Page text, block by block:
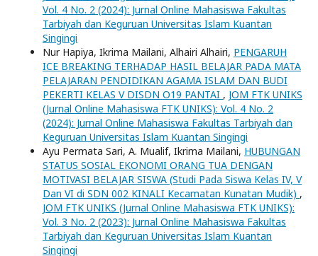
Vol. 4 No. 2 (2024): Jurnal Online Mahasiswa Fakultas
Tarbiyah dan Keguruan Universitas Islam Kuantan
Singingi
Nur Hapiya, Ikrima Mailani, Alhairi Alhairi, PENGARUH
ICE BREAKING TERHADAP HASIL BELAJAR PADA MATA
PELAJARAN PENDIDIKAN AGAMA ISLAM DAN BUDI
PEKERTI KELAS V DISDN O19 PANTAI , JOM FTK UNIKS
(Jurnal Online Mahasiswa FTK UNIKS): Vol. 4 No. 2
(2024): Jurnal Online Mahasiswa Fakultas Tarbiyah dan
Keguruan Universitas Islam Kuantan Singingi
Ayu Permata Sari, A. Mualif, Ikrima Mailani, HUBUNGAN
STATUS SOSIAL EKONOMI ORANG TUA DENGAN
MOTIVASI BELAJAR SISWA (Studi Pada Siswa Kelas IV, V
Dan VI di SDN 002 KINALI Kecamatan Kunatan Mudik) ,
JOM FTK UNIKS (Jurnal Online Mahasiswa FTK UNIKS):
Vol. 3 No. 2 (2023): Jurnal Online Mahasiswa Fakultas
Tarbiyah dan Keguruan Universitas Islam Kuantan
Singingi